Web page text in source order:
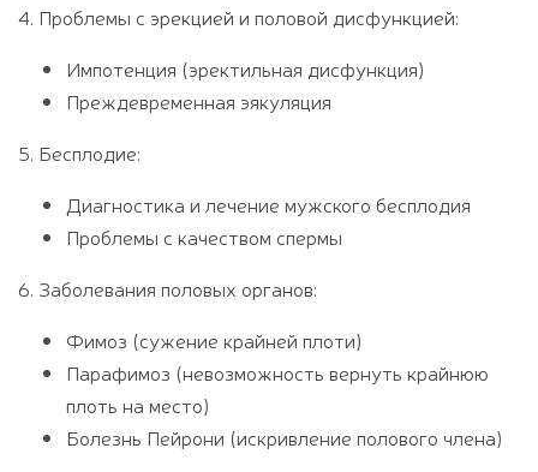
4. Проблемы с эрекцией и половой дисфункцией:
Импотенция (эректильная дисфункция)
Преждевременная эякуляция
5. Бесплодие:
Диагностика и лечение мужского бесплодия
Проблемы с качеством спермы
6. Заболевания половых органов:
Фимоз (сужение крайней плоти)
Парафимоз (невозможность вернуть крайнюю
плоть на место)
Болезнь Пейрони (искривление полового члена)